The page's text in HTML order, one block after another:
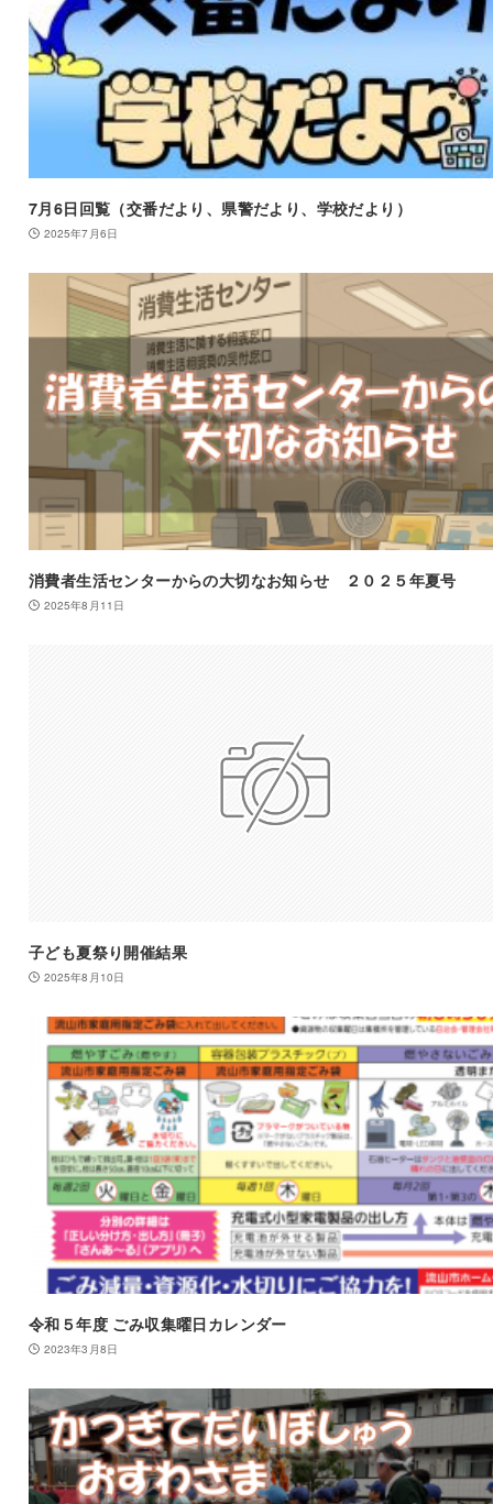
7月6日回覧（交番だより、県警だより、学校だより）
2025年7月6日
消費者生活センターからの大切なお知らせ ２０２５年夏号
2025年8月11日
子ども夏祭り開催結果
2025年8月10日
令和５年度 ごみ収集曜日カレンダー
2023年3月8日